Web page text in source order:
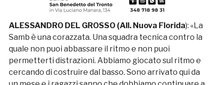
ALESSANDRO DEL GROSSO (All. Nuova Florida): «La
Samb è una corazzata. Una squadra tecnica contro la
quale non puoi abbassare il ritmo e non puoi
permetterti distrazioni. Abbiamo giocato sul ritmo e
cercando di costruire dal basso. Sono arrivato qui da